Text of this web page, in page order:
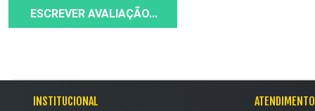
ESCREVER AVALIAÇÃO...
INSTITUCIONAL ATENDIMENTO